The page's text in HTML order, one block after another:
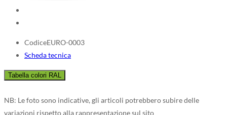
CodiceEURO-0003
Scheda tecnica
NB: Le foto sono indicative, gli articoli potrebbero subire delle
variazioni rispetto alla rappresentazione sul sito